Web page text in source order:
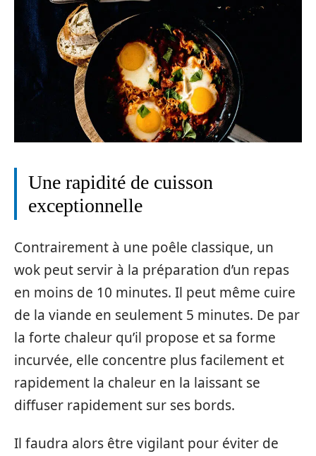
Une rapidité de cuisson
exceptionnelle
Contrairement à une poêle classique, un
wok peut servir à la préparation d’un repas
en moins de 10 minutes. Il peut même cuire
de la viande en seulement 5 minutes. De par
la forte chaleur qu’il propose et sa forme
incurvée, elle concentre plus facilement et
rapidement la chaleur en la laissant se
diffuser rapidement sur ses bords.
Il faudra alors être vigilant pour éviter de